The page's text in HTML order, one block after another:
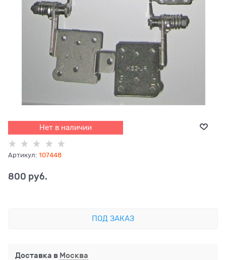
Нет в наличии
Артикул: 107448
800 руб.
ПОД ЗАКАЗ
Доставка в Москва